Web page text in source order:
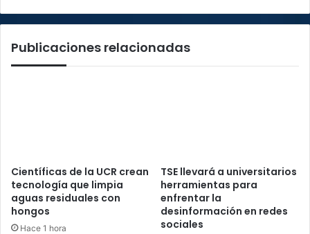
Publicaciones relacionadas
Científicas de la UCR crean
tecnología que limpia
aguas residuales con
hongos
Hace 1 hora
TSE llevará a universitarios
herramientas para
enfrentar la
desinformación en redes
sociales